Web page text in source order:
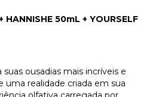
50mL + YOURSELF
ousadias mais incríveis e
uma realidade criada em sua